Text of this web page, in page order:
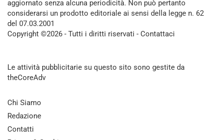
aggiornato senza alcuna periodicità. Non può pertanto
considerarsi un prodotto editoriale ai sensi della legge n. 62
del 07.03.2001
Copyright ©2026 - Tutti i diritti riservati - Contattaci
Le attività pubblicitarie su questo sito sono gestite da
theCoreAdv
Chi Siamo
Redazione
Contatti